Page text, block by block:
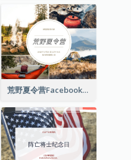
荒野夏令营Facebook帖子